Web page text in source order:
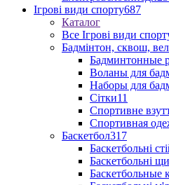
Ігрові види спорту687
Каталог
Все Ігрові види
Бадмінтон, сквош,
Бадминтонные
Воланы для
Наборы для
Сітки11
Спортивне
Спортивная
Баскетбол317
Баскетбольні
Баскетбольні
Баскетбольные